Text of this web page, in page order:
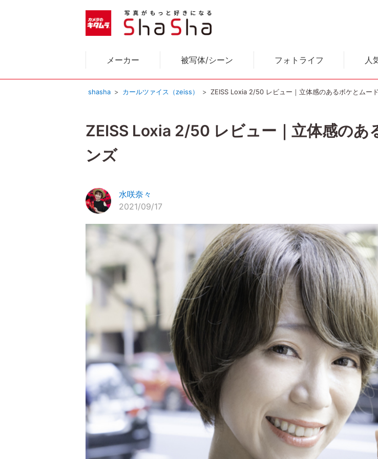
メーカー 被写体/シーン フォトライフ 人
shasha カールツァイス（zeiss） ZEISS Loxia 2/50 レビュー｜立体感のあるボケとムー
ZEISS Loxia 2/50 レビュー｜立体感の
ンズ
水咲奈々
2021/09/17